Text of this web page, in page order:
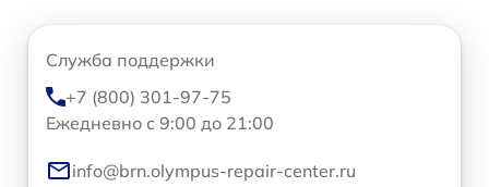
Служба поддержки
+7 (800) 301-97-75
Ежедневно с 9:00 до 21:00
info@brn.olympus-repair-center.ru